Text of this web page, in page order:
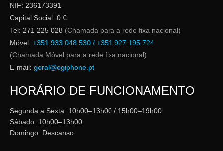
NIF: 236173391
Capital Social: 0 €
Tel: 271 225 028 (Chamada para a rede fixa nacional)
Móvel: +351 933 048 530 / +351 927 195 724
(Chamada Móvel para a rede fixa nacional)
E-mail: geral@egiphone.pt
HORÁRIO DE FUNCIONAMENTO
Segunda a Sexta: 10h00–13h00 / 15h00–19h00
Sábado: 10h00–13h00
Domingo: Descanso